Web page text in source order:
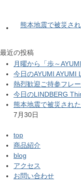
熊本地震で被災さ
最近の投稿
月曜から「歩～
今日のAYUMI AYUMI
熱烈歓迎ご持参フレ
今日のLINDBERG
熊本地震で被災され
7月30日
top
商品紹介
blog
アクセス
お問い合わせ